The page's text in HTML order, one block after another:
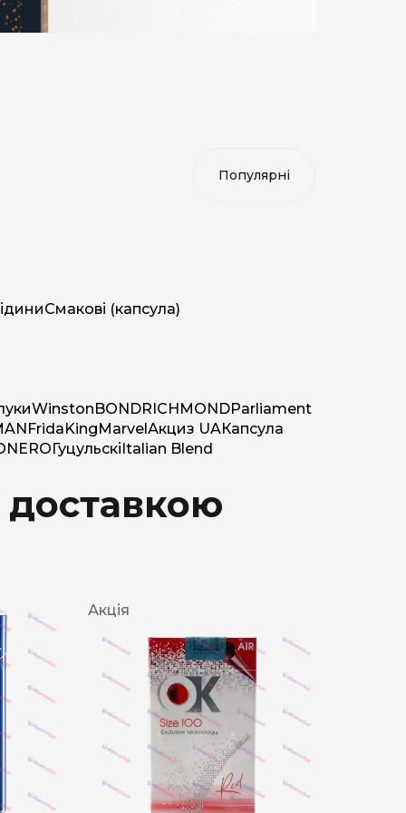
Смакові (капсула)
WinstonBONDRICHMONDParliament
FridaKingMarvelАкциз UAКапсула
NEROГуцульскіItalian Blend
доставкою
Акція